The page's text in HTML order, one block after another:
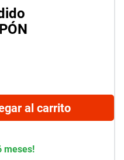
al carrito
meses!